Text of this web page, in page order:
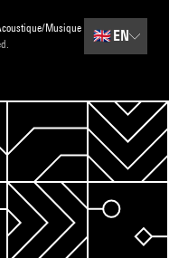
Musique
🇬🇧 EN